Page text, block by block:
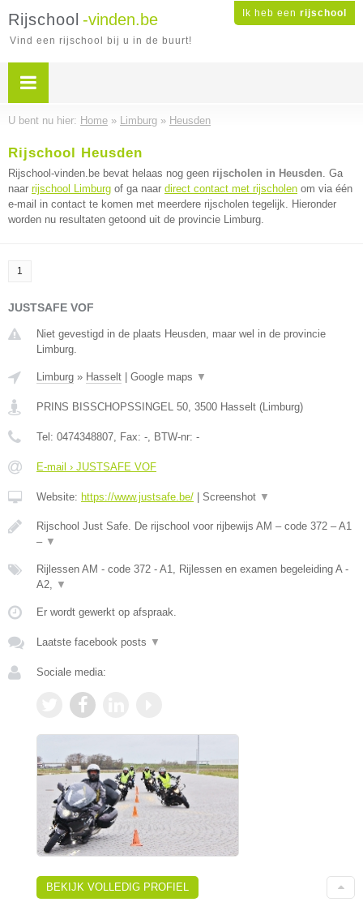
Ik heb een rijschool
Rijschool -vinden.be
Vind een rijschool bij u in de buurt!
U bent nu hier: Home » Limburg » Heusden
Rijschool Heusden
Rijschool-vinden.be bevat helaas nog geen rijscholen in Heusden. Ga
naar rijschool Limburg of ga naar direct contact met rijscholen om via één
e-mail in contact te komen met meerdere rijscholen tegelijk. Hieronder
worden nu resultaten getoond uit de provincie Limburg.
1
JUSTSAFE VOF
Niet gevestigd in de plaats Heusden, maar wel in de provincie
Limburg.
Limburg » Hasselt Google maps ▼
PRINS BISSCHOPSSINGEL 50, 3500 Hasselt (Limburg)
Tel: 0474348807, Fax: -, BTW-nr: -
E-mail › JUSTSAFE VOF
Website: https://www.justsafe.be/ Screenshot ▼
Rijschool Just Safe. De rijschool voor rijbewijs AM – code 372 – A1
– ▼
Rijlessen AM - code 372 - A1, Rijlessen en examen begeleiding A -
A2, ▼
Er wordt gewerkt op afspraak.
Laatste facebook posts ▼
Sociale media:
BEKIJK VOLLEDIG PROFIEL